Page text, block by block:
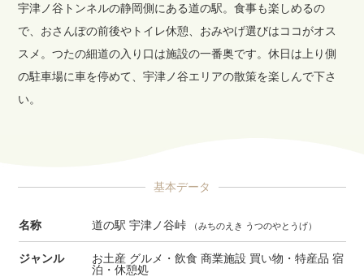
宇津ノ谷トンネルの静岡側にある道の駅。食事も楽しめるの
で、おさんぽの前後やトイレ休憩、おみやげ選びはココがオス
スメ。つたの細道の入り口は施設の一番奥です。休日は上り側
の駐車場に車を停めて、宇津ノ谷エリアの散策を楽しんで下さ
い。
基本データ
名称 道の駅 宇津ノ谷峠 （みちのえき うつのやとうげ）
ジャンル
お土産 グルメ・飲食 商業施設 買い物・特産品 宿
泊・休憩処